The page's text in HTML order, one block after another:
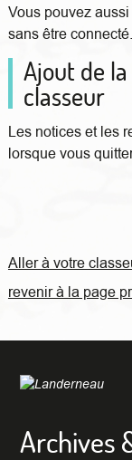
Vous pouvez
sans être connecté.
Ajout de
classeur
Les notices et les
lorsque vous
Aller à votre
revenir à la page
Archives